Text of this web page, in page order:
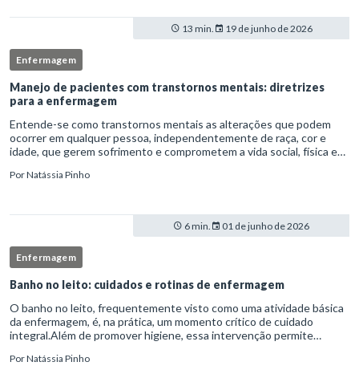
13 min. 19 de junho de 2026
Enfermagem
Manejo de pacientes com transtornos mentais: diretrizes
para a enfermagem
Entende-se como transtornos mentais as alterações que podem
ocorrer em qualquer pessoa, independentemente de raça, cor e
idade, que gerem sofrimento e comprometem a vida social, física e
PorNatássia Pinho
6 min. 01 de junho de 2026
Enfermagem
Banho no leito: cuidados e rotinas de enfermagem
O banho no leito, frequentemente visto como uma atividade básica
da enfermagem, é, na prática, um momento crítico de cuidado
integral.Além de promover higiene, essa intervenção permite
PorNatássia Pinho